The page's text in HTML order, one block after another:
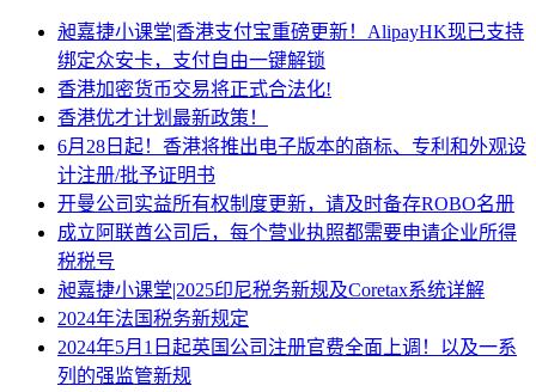
昶嘉捷小课堂|香港支付宝重磅更新！AlipayHK现已支持
绑定众安卡，支付自由一键解锁
香港加密货币交易将正式合法化!
香港优才计划最新政策！
6月28日起！香港将推出电子版本的商标、专利和外观设
计注册/批予证明书
开曼公司实益所有权制度更新，请及时备存ROBO名册
成立阿联酋公司后，每个营业执照都需要申请企业所得
税税号
昶嘉捷小课堂|2025印尼税务新规及Coretax系统详解
2024年法国税务新规定
2024年5月1日起英国公司注册官费全面上调！以及一系
列的强监管新规